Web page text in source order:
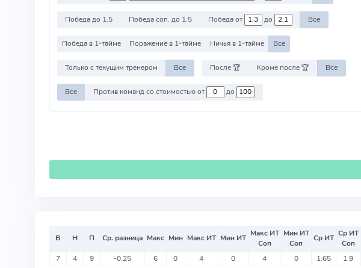
Победа до 1.5 Победа соп. до 1.5 Победа от до Все
Победа в 1-тайме Поражение в 1-тайме Ничья в 1-тайме Все
Только с текущим тренером Все После 🏆 Кроме после 🏆 Все
Все Против команд со стоимостью от до
В Н П Ср. разница Макс Мин Макс ИТ Мин ИТ Макс ИТ
Соп
Мин ИТ
Соп
Ср ИТ Ср ИТ
Соп
7 4 9 -0.25 6 0 4 0 4 0 1.65 1.9